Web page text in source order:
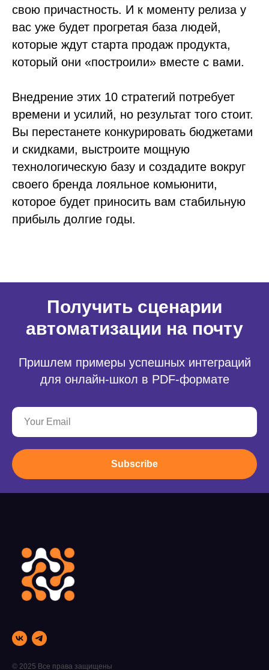
свою причастность. И к моменту релиза у
вас уже будет прогретая база людей,
которые ждут старта продаж продукта,
который они «построили» вместе с вами.
Внедрение этих 10 стратегий потребует
времени и усилий, но результат того стоит.
Вы перестанете конкурировать бюджетами
и скидками, выстроите мощную
технологическую базу и создадите вокруг
своего бренда лояльное комьюнити,
которое будет приносить вам стабильную
прибыль долгие годы.
Получить сценарии
автоматизации на почту
Пришлем примеры успешных интеграций
для онлайн-школ в PDF-формате
Subscribe
© 2025 Все права защищены